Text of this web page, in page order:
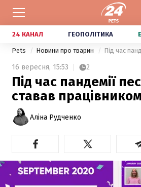
24 КАНАЛ ГЕОПОЛІТИКА
Pets Новини про тварин
16 вересня, 15:53 2
Під час пандемії
ставав
Аліна Рудченко